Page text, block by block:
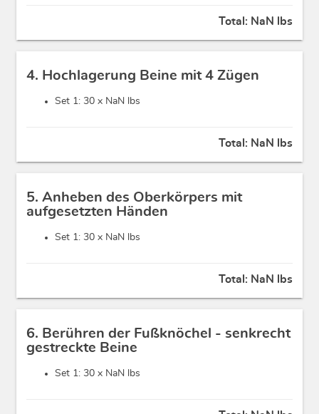
Total: NaN lbs
4. Hochlagerung Beine mit 4 Zügen
Set 1: 30 x NaN lbs
Total: NaN lbs
5. Anheben des Oberkörpers mit
aufgesetzten Händen
Set 1: 30 x NaN lbs
Total: NaN lbs
6. Berühren der Fußknöchel - senkrecht
gestreckte Beine
Set 1: 30 x NaN lbs